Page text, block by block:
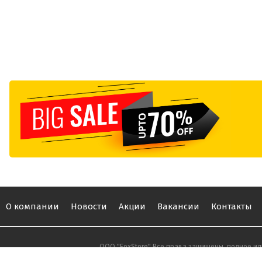
О компании Новости Акции Вакансии Контакты
ООО "FoxStore" Все права защищены, полное